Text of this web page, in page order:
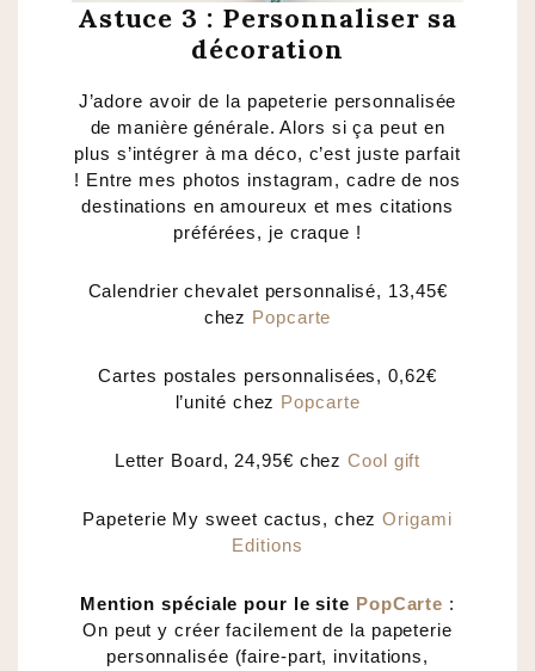
Astuce 3 : Personnaliser sa
décoration
J’adore avoir de la papeterie personnalisée
de manière générale. Alors si ça peut en
plus s’intégrer à ma déco, c’est juste parfait
! Entre mes photos instagram, cadre de nos
destinations en amoureux et mes citations
préférées, je craque !
Calendrier chevalet personnalisé, 13,45€
chez Popcarte
Cartes postales personnalisées, 0,62€
l’unité chez Popcarte
Letter Board, 24,95€ chezCool gift
Papeterie My sweet cactus, chezOrigami
Editions
Mention spéciale pour le site PopCarte :
On peut y créer facilement de la papeterie
personnalisée (faire-part, invitations,